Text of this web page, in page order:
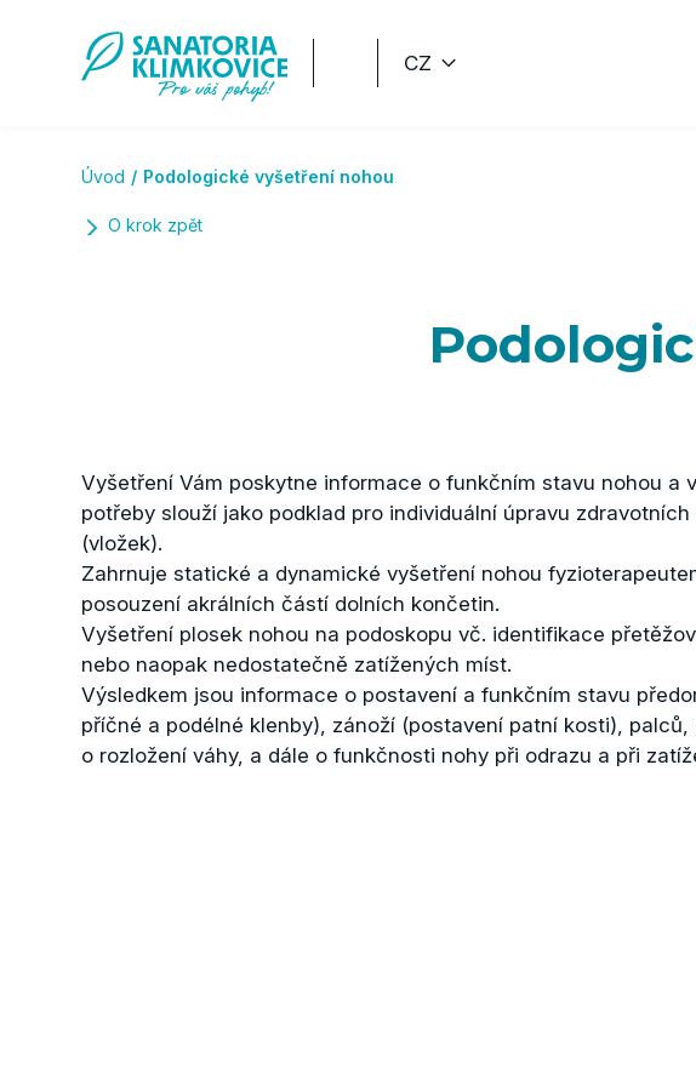
CZ
Úvod Podologické vyšetření nohou
O krok zpět
Vyšetření Vám poskytne informace o funkčním stavu nohou a
potřeby slouží jako podklad pro individuální úpravu
(vložek).
Zahrnuje statické a dynamické vyšetření nohou
posouzení akrálních částí dolních končetin.
Vyšetření plosek nohou na podoskopu vč. identifikace
nebo naopak nedostatečně zatížených míst.
Výsledkem jsou informace o postavení a funkčním stavu
příčné a podélné klenby), zánoží (postavení patní kosti), palců,
o rozložení váhy, a dále o funkčnosti nohy při odrazu a při